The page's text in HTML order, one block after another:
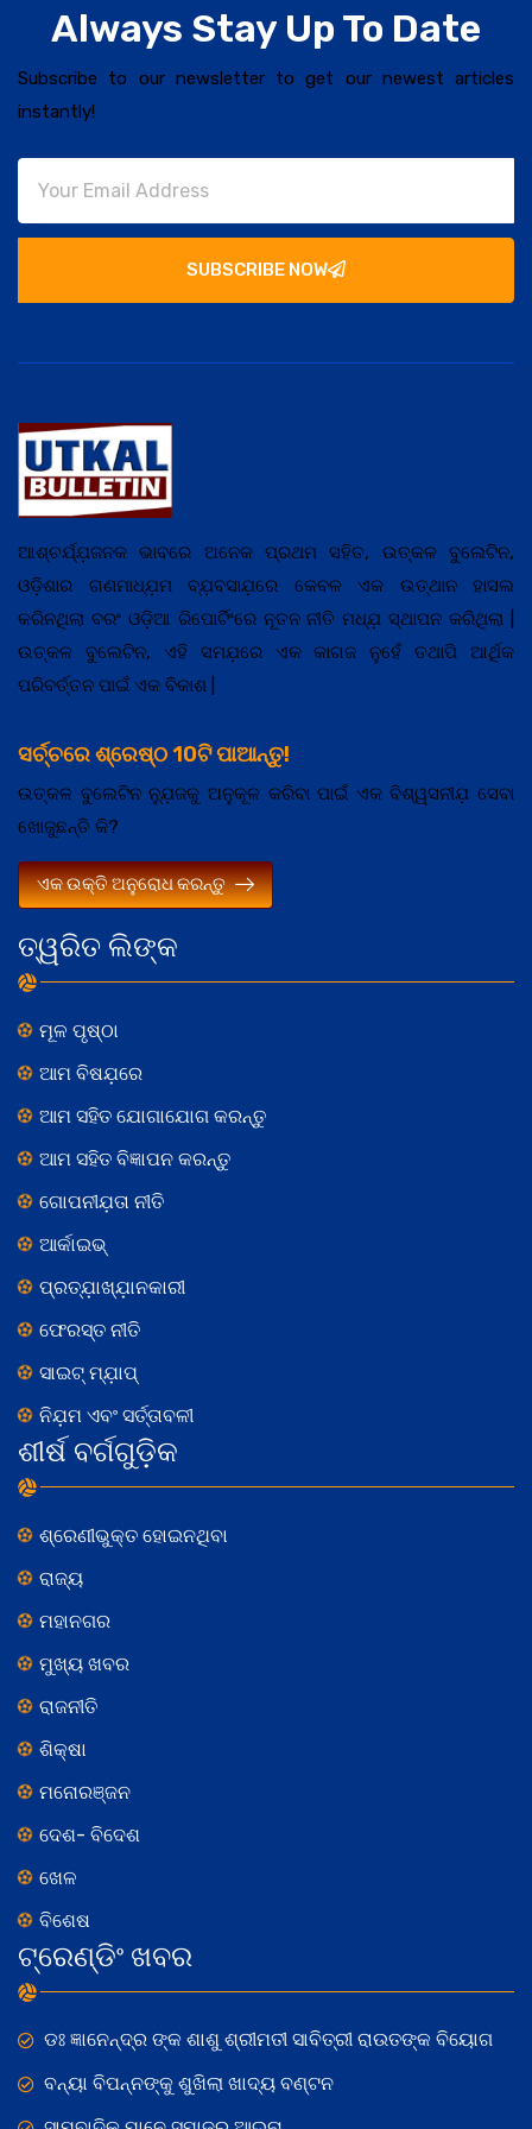
Always Stay Up To Date
Subscribe to our newsletter to get our newest articles
instantly!
SUBSCRIBE NOW
ତ୍ୱରିତ ଲିଙ୍କ
ମୂଳ ପୃଷ୍ଠା
ଆମ ବିଷଯ଼ରେ
ଆମ ସହିତ ଯୋଗାଯୋଗ କରନ୍ତୁ
ଆମ ସହିତ ବିଜ୍ଞାପନ କରନ୍ତୁ
ଗୋପନୀଯ଼ତା ନୀତି
ଆର୍କାଇଭ୍
ପ୍ରତ୍ଯ଼ାଖ୍ଯ଼ାନକାରୀ
ଫେରସ୍ତ ନୀତି
ସାଇଟ୍ ମ୍ଯ଼ାପ୍
ନିଯ଼ମ ଏବଂ ସର୍ତ୍ତାବଳୀ
ଶୀର୍ଷ ବର୍ଗଗୁଡ଼ିକ
ଶ୍ରେଣୀଭୁକ୍ତ ହୋଇନଥିବା
ରାଜ୍ୟ
ମହାନଗର
ମୁଖ୍ୟ ଖବର
ରାଜନୀତି
ଶିକ୍ଷା
ମନୋରଞ୍ଜନ
ଦେଶ- ବିଦେଶ
ଖେଳ
ବିଶେଷ
ଟ୍ରେଣ୍ଡିଂ ଖବର
ଡଃ ଜ୍ଞାନେନ୍ଦ୍ର ଙ୍କ ଶାଶୁ ଶ୍ରୀମତୀ ସାବିତ୍ରୀ ରାଉତଙ୍କ ବିୟୋଗ
ବନ୍ୟା ବିପନ୍ନଙ୍କୁ ଶୁଖିଲା ଖାଦ୍ୟ ବଣ୍ଟନ
ଆଶ୍ଚର୍ଯ୍ଯ଼ଜନକ ଭାବରେ ଅନେକ ପ୍ରଥମ ସହିତ, ଉତ୍କଳ ବୁଲେଟିନ,
ଓଡ଼ିଶାର ଗଣମାଧ୍ଯ଼ମ ବ୍ଯ଼ବସାଯ଼ରେ କେବଳ ଏକ ଉତ୍ଥାନ ହାସଲ
କରିନଥିଲା ବରଂ ଓଡ଼ିଆ ରିପୋର୍ଟିଂରେ ନୂତନ ନୀତି ମଧ୍ଯ଼ ସ୍ଥାପନ କରିଥିଲା |
ଉତ୍କଳ ବୁଲେଟିନ, ଏହି ସମଯ଼ରେ ଏକ କାଗଜ ନୁହେଁ ତଥାପି ଆର୍ଥିକ
ପରିବର୍ତ୍ତନ ପାଇଁ ଏକ ବିକାଶ |
ସର୍ଚ୍ଚରେ ଶ୍ରେଷ୍ଠ 10ଟି ପାଆନ୍ତୁ!
ଉତ୍କଳ ବୁଲେଟିନ ନ୍ଯ଼ୁଜକୁ ଅନୁକୂଳ କରିବା ପାଇଁ ଏକ ବିଶ୍ୱସନୀଯ଼ ସେବା
ଖୋଜୁଛନ୍ତି କି?
ଏକ ଉକ୍ତି ଅନୁରୋଧ କରନ୍ତୁ